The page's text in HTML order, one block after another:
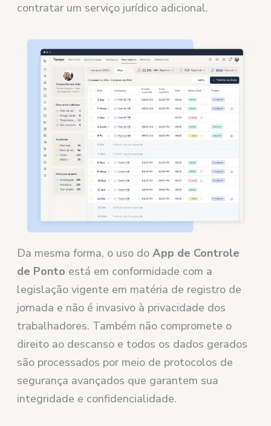
contratar um serviço jurídico adicional.
Da mesma forma, o uso doApp de Controle
de Ponto está em conformidade com a
legislação vigente em matéria de registro de
jornada e não é invasivo à privacidade dos
trabalhadores. Também não compromete o
direito ao descanso e todos os dados gerados
são processados por meio de protocolos de
segurança avançados que garantem sua
integridade e confidencialidade.